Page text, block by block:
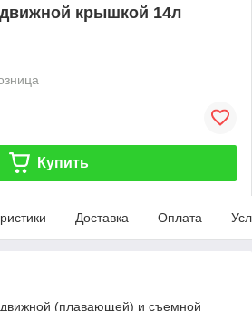
крышкой 14л
Купить
Доставка Оплата
(плавающей) и съемной